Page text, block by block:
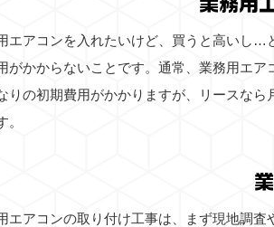
エアコンを入れたいけど、買うと高いし…
がかからないことです。通常、業務用エ
りの初期費用がかかりますが、リースな
。
エアコンの取り付け工事は、まず現地調